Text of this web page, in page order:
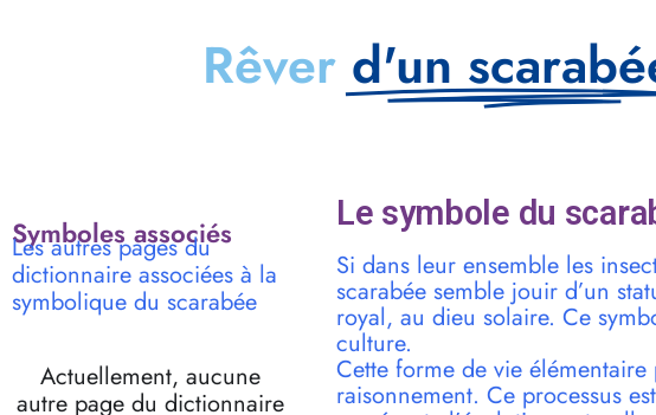
Rêver d'un
Symboles associés
Les autres pages du
dictionnaire associées à la
symbolique du scarabée
Actuellement, aucune
autre page du dictionnaire
Le symbole du
Si dans leur ensemble les
scarabée semble jouir d’un
royal, au dieu solaire. Ce
culture.
Cette forme de vie
raisonnement. Ce processus